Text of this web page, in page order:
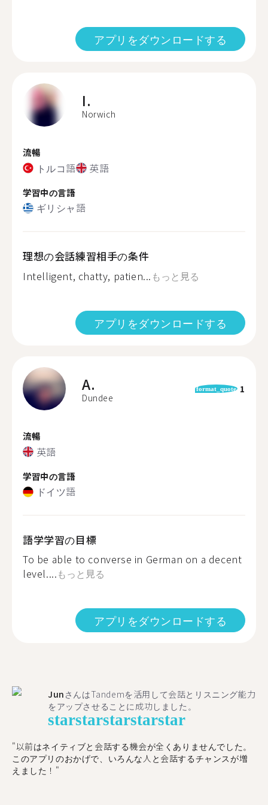
アプリをダウンロードする
I.
Norwich
流暢
トルコ語 英語
学習中の言語
ギリシャ語
理想の会話練習相手の条件
Intelligent, chatty, patien... もっと見る
アプリをダウンロードする
A.
Dundee
format_quote 1
流暢
英語
学習中の言語
ドイツ語
語学学習の目標
To be able to converse in German on a decent
level....もっと見る
アプリをダウンロードする
Jun さんはTandemを活用して会話とリスニング能力
をアップさせることに成功しました。
starstarstarstarstar
"以前はネイティブと会話する機会が全くありませんでした。
このアプリのおかげで、いろんな人と会話するチャンスが増
えました！"